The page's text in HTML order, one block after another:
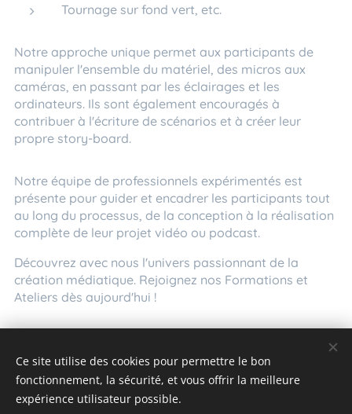
Tournage sur fond vert, etc.
Notre approche unique permet aux participants de
manipuler l'ensemble du matériel, des micros aux
caméras, en passant par les éclairages et les
ordinateurs. Ils sont également encouragés à
contribuer à l'écriture de scénarios et à créer leur
propre story-board.
Notre équipe de professionnels expérimentés est
présente pour guider et encadrer les participants tout
au long du processus, de la conception à la réalisation
complète de leur projet vidéo ou podcast.
Découvrez avec nous l'univers passionnant de la
création médiatique. Rejoignez nos Formations et
Ateliers dès aujourd'hui !
Ce site utilise des cookies pour permettre le bon
fonctionnement, la sécurité, et vous offrir la meilleure
expérience utilisateur possible.